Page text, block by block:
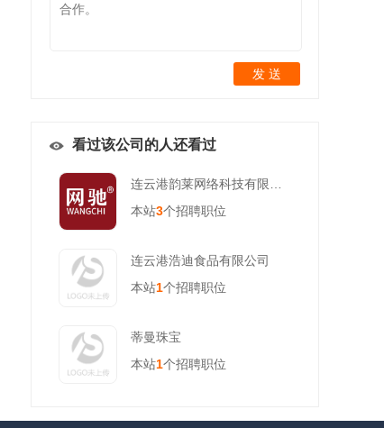
发 送
看过该公司的人还看过
本站3个招聘职位
连云港浩迪食品有限公司
本站1个招聘职位
蒂曼珠宝
本站1个招聘职位